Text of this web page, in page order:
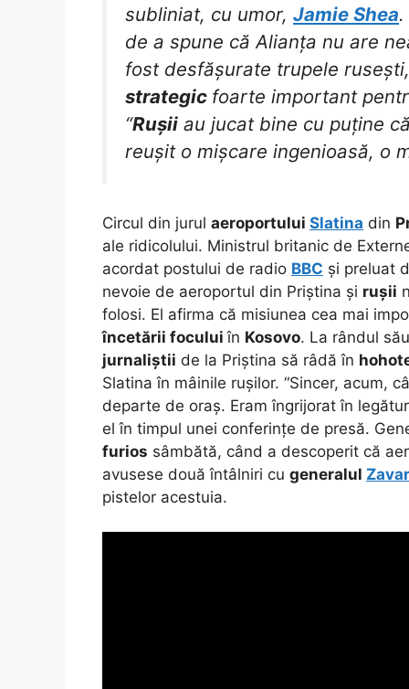
subliniat, cu umor, Jamie Shea
de a spune că Alianța nu are
fost desfășurate trupele
strategic foarte important
“Rușii au jucat bine cu puține
reușit o mișcare ingenioasă, o
Circul din jurul aeroportului Slatina din
ale ridicolului. Ministrul britanic de
acordat postului de radio BBC și preluat
nevoie de aeroportul din Priștina și rușii
folosi. El afirma că misiunea cea mai
încetării foculuiîn Kosovo. La rândul
jurnaliștii de la Priștina să râdă în
Slatina în mâinile rușilor. “Sincer, acum,
departe de oraș. Eram îngrijorat în
el în timpul unei conferințe de presă.
furios sâmbătă, când a descoperit că
avusese două întâlniri cu generalul
pistelor acestuia.